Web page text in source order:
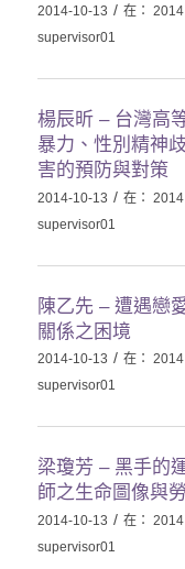
2014-10-13 / 在：
supervisor01
楊辰昕 – 台灣高
暴力、性別精神
害的預防與對策
2014-10-13 / 在：
supervisor01
陳乙先 – 遭遇戀
關係之困境
2014-10-13 / 在：
supervisor01
梁瓊芳 – 黑手的
師之生命圖像與
2014-10-13 / 在：
supervisor01